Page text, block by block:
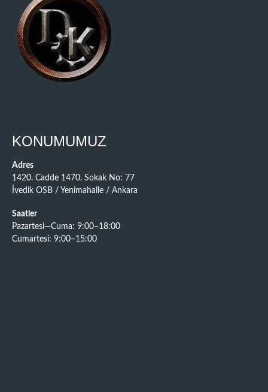
KONUMUMUZ
Adres
1420. Cadde 1470. Sokak No: 77
İvedik OSB / Yenimahalle / Ankara
Saatler
Pazartesi—Cuma: 9:00–18:00
Cumartesi: 9:00–15:00